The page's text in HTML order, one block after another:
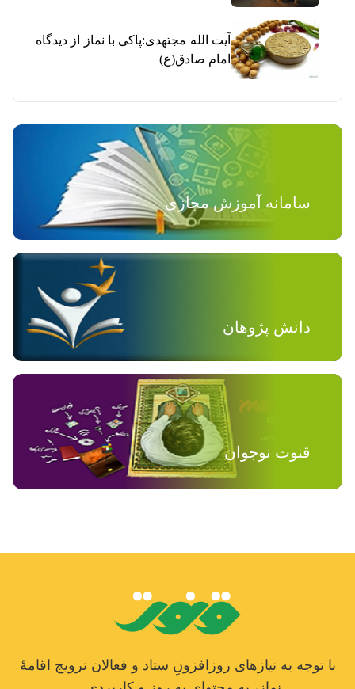
آیت الله مجتهدی:پاکی با نماز از دیدگاه
امام صادق(ع)
سامانه آموزش مجازی
دانش پژوهان
قنوت نوجوان
با توجه به نیازهای روزافزونِ ستاد و فعالان ترویج اقامۀ